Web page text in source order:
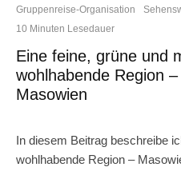
Gruppenreise-Organisation
10 Minuten Lesedauer
Eine feine, grüne und
wohlhabende Region –
Masowien
In diesem Beitrag beschreibe
wohlhabende Region –